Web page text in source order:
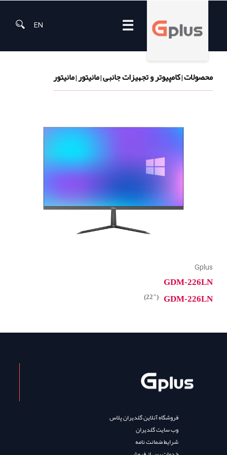
☰
EN
محصولات|کامپیوتر و تجهیزات جانبی|مانیتور|مانیتور
Gplus
GDM-226LN
GDM-226LN
("22)
فروشگاه آنلاین گلدیران پلاس
وب سایت گلدیران
شرایط ضمانت نامه